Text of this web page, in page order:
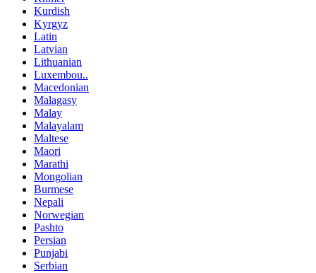
Kurdish
Kyrgyz
Latin
Latvian
Lithuanian
Luxembou..
Macedonian
Malagasy
Malay
Malayalam
Maltese
Maori
Marathi
Mongolian
Burmese
Nepali
Norwegian
Pashto
Persian
Punjabi
Serbian